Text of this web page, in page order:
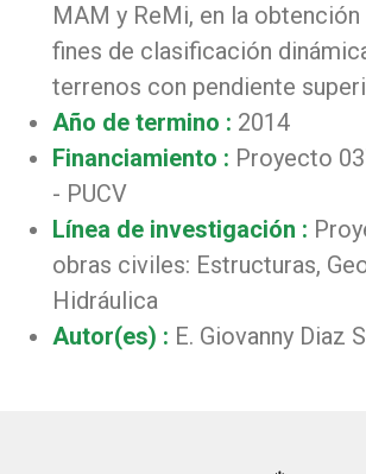
MAM y ReMi, en la
fines de clasificación
terrenos con pendiente
Año de termino : 2014
Financiamiento : Proyecto
- PUCV
Línea de investigación :
obras civiles: Estructuras,
Hidráulica
Autor(es) : E. Giovanny Diaz